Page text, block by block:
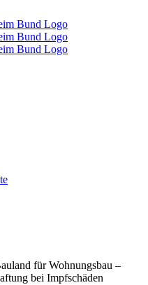
für Wohnungsbau –
bei Impfschäden